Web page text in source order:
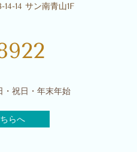
14 サン南青山1F
・祝日・年末年始
らへ